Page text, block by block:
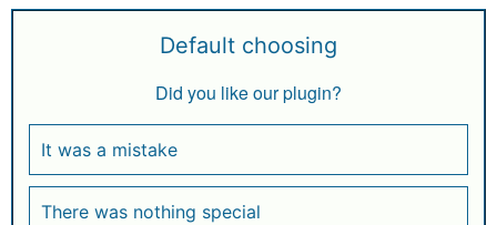
Default choosing
Did you like our plugin?
It was a mistake
There was nothing special